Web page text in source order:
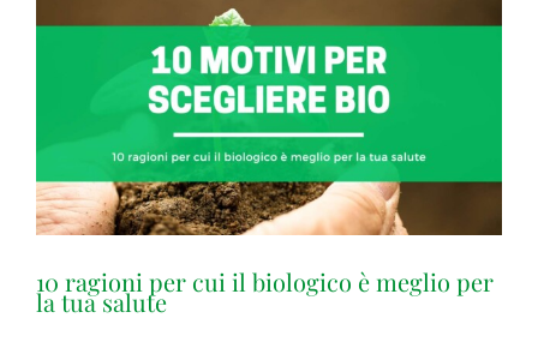
10 ragioni per cui il biologico è meglio per
la tua salute